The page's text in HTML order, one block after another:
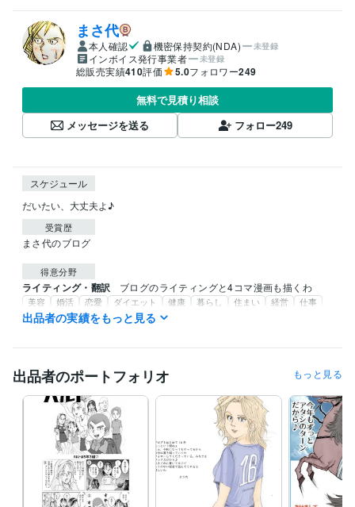
まさ代
本人確認 機密保持契約(NDA) 未登録
インボイス発行事業者 未登録
総販売実績410評価 5.0フォロワー249
無料で見積り相談
メッセージを送る
フォロー249
スケジュール
だいたい、大丈夫よ♪
受賞歴
まさ代のブログ
得意分野
ライティング・翻訳 ブログのライティングと4コマ漫画も描くわ
美容 婚活 恋愛 ダイエット 健康 暮らし 住まい 経営
仕事
漫画
イラスト作成・漫画制作 1点イラスト・4コマ漫画・ページ漫画ね！
出品者の実績をもっと見る
出品者のポートフォリオ もっと見る